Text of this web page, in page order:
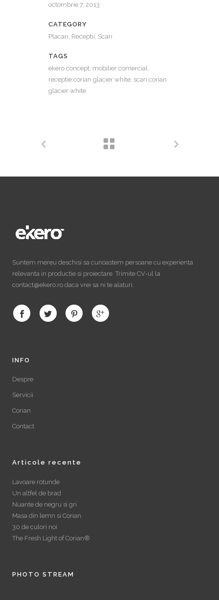
octombrie 7, 2013
CATEGORY
Placari, Receptii, Scari
TAGS
ekero concept, mobilier comercial,
receptie corian glacier white, scari corian
glacier white
Suntem mereu deschisi sa cunoastem persoane cu experienta
relevanta in productie si proiectare. Trimite CV-ul la
contact@ekero.ro daca vrei sa ni te alaturi.
INFO
Despre
Servicii
Corian
Contact
Articole recente
Lavoare rotunde
Un altfel de brad
Nuante de negru si gri
Masa din lemn si Corian
30 de culori noi
The Fresh Light of Corian®
PHOTO STREAM